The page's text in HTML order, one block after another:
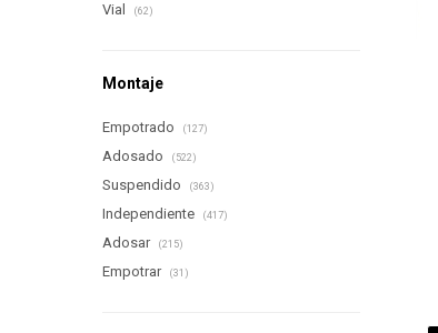
Vial (62)
Montaje
Empotrado (127)
Adosado (522)
Suspendido (363)
Independiente (417)
Adosar (215)
Empotrar (31)